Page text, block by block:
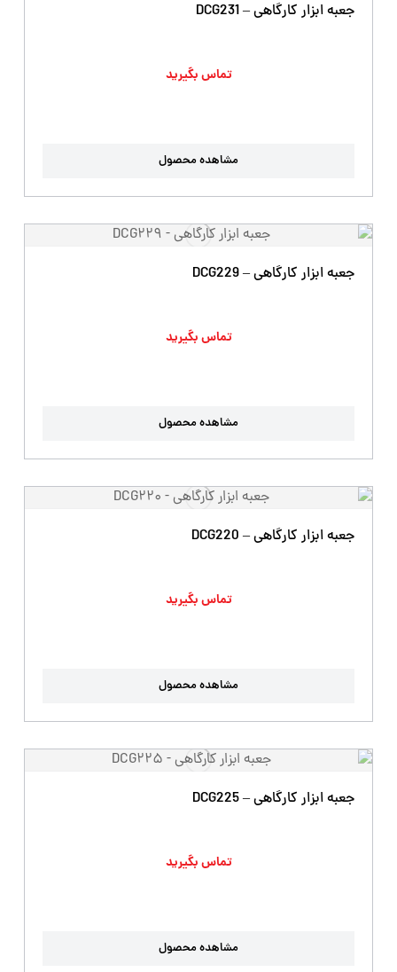
جعبه ابزار کارگاهی – DCG231
تماس بگیرید
مشاهده محصول
جعبه ابزار کارگاهی – DCG229
تماس بگیرید
مشاهده محصول
جعبه ابزار کارگاهی – DCG220
تماس بگیرید
مشاهده محصول
جعبه ابزار کارگاهی – DCG225
تماس بگیرید
مشاهده محصول